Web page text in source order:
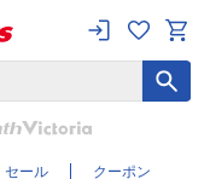
セール クーポン